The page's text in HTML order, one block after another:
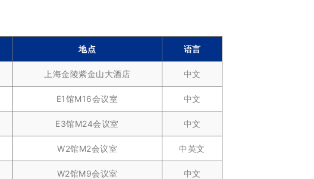
地点 语言
上海金陵紫金山大酒店 中文
E1馆M16会议室 中文
E3馆M24会议室 中文
W2馆M2会议室 中英文
W2馆M9会议室 中文